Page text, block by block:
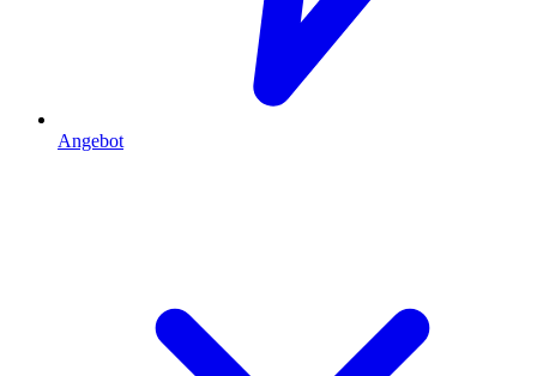
Angebot